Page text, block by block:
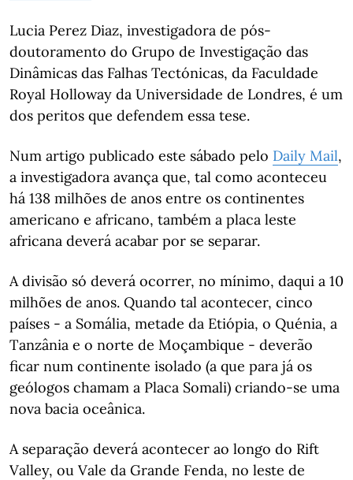
Lucia Perez Diaz, investigadora de pós-
doutoramento do Grupo de Investigação das
Dinâmicas das Falhas Tectónicas, da Faculdade
Royal Holloway da Universidade de Londres, é um
dos peritos que defendem essa tese.
Num artigo publicado este sábado pelo Daily Mail,
a investigadora avança que, tal como aconteceu
há 138 milhões de anos entre os continentes
americano e africano, também a placa leste
africana deverá acabar por se separar.
A divisão só deverá ocorrer, no mínimo, daqui a 10
milhões de anos. Quando tal acontecer, cinco
países - a Somália, metade da Etiópia, o Quénia, a
Tanzânia e o norte de Moçambique - deverão
ficar num continente isolado (a que para já os
geólogos chamam a Placa Somali) criando-se uma
nova bacia oceânica.
A separação deverá acontecer ao longo do Rift
Valley, ou Vale da Grande Fenda, no leste de